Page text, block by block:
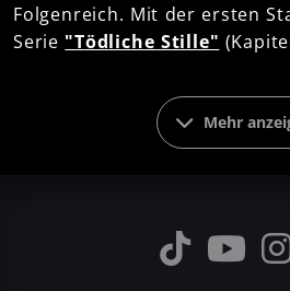
Folgenreich. Mit der ersten
Serie "Tödliche Stille"
brillante Sprecher und
Detective Henry Miles und
Boston einem beispiellosen
Mehr